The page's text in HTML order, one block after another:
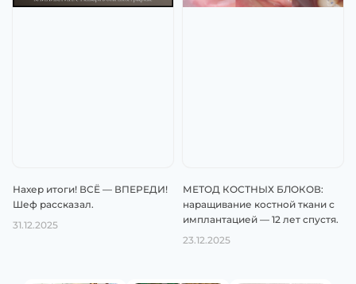
Нахер итоги! ВСЁ — ВПЕРЕДИ!
Шеф рассказал.
31.12.2025
МЕТОД КОСТНЫХ БЛОКОВ:
наращивание костной ткани с
имплантацией — 12 лет спустя.
23.12.2025